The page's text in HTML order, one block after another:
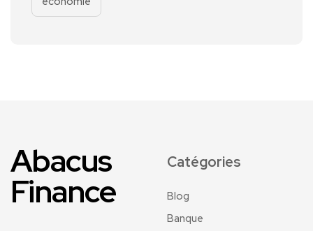
Abacus
Finance
Catégories
Blog
Banque